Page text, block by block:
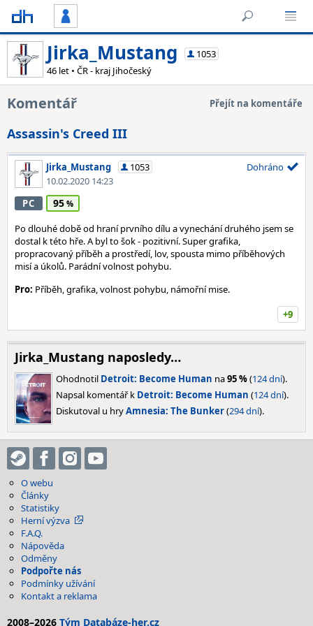
Jirka_Mustang
1053
46 let • ČR - kraj Jihočeský
Komentář Přejít na komentáře
Assassin's Creed III
Jirka_Mustang
1053
10.02.2020 14:23
Dohráno
PC 95
Po dlouhé době od hraní prvního dílu a vynechání druhého jsem se
dostal k této hře. A byl to šok - pozitivní. Super grafika,
propracovaný příběh a prostředí, lov, spousta mimo příběhových
misí a úkolů. Parádní volnost pohybu.
Pro: Příběh, grafika, volnost pohybu, námořní mise.
+9
Jirka_Mustang naposledy…
Ohodnotil Detroit: Become Human na95 %(124 dní).
Napsal komentář k Detroit: Become Human (124 dní).
Diskutoval u hryAmnesia: The Bunker(294 dní).
O webu
Články
Statistiky
Herní výzva
F.A.Q.
Nápověda
Odměny
Podpořte nás
Podmínky užívání
Kontakt a reklama
2008–2026 Tým Databáze-her.cz